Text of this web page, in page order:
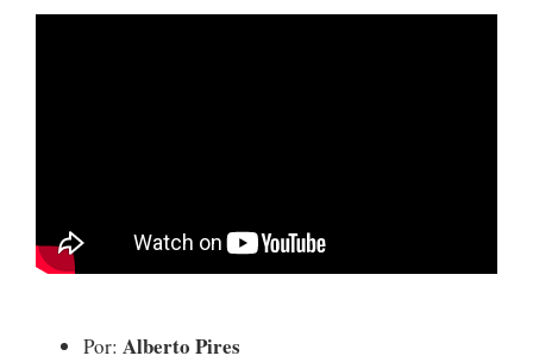
Por: Alberto Pires